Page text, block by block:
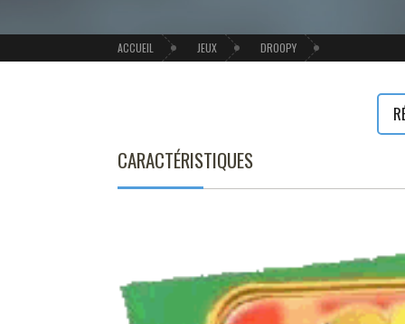
ACCUEIL JEUX DROOPY
CARACTÉRISTIQUES